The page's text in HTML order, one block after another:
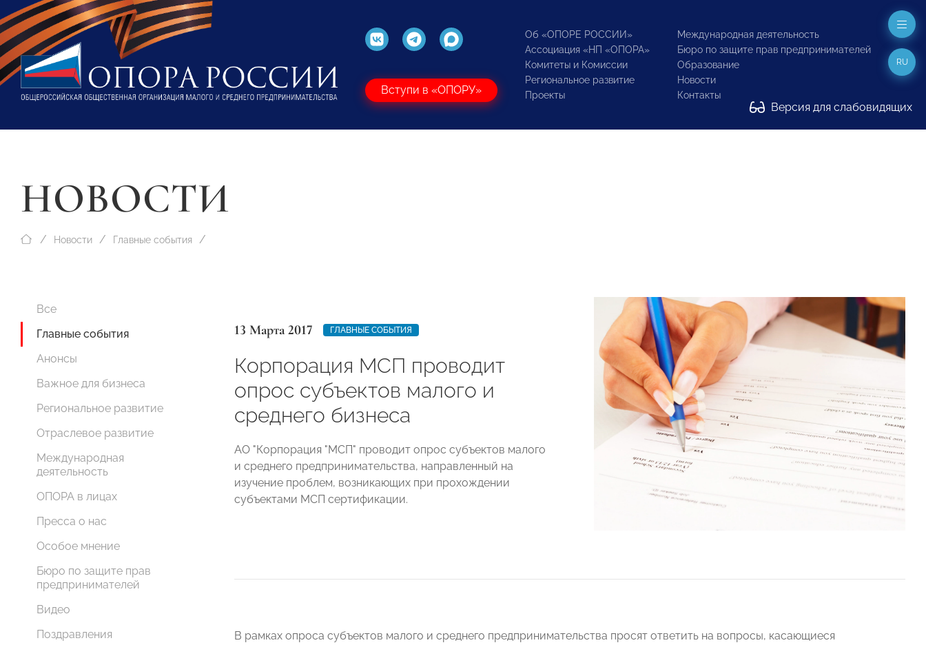
Вступи в «ОПОРУ»
Об «ОПОРЕ РОССИИ»
Ассоциация «НП «ОПОРА»
Комитеты и Комиссии
Региональное развитие
Проекты
Международная деятельность
Бюро по защите прав предпринимателей
Образование
Новости
Контакты
Версия для слабовидящих
RU
НОВОСТИ
Новости Главные события
Все
Главные события
Анонсы
Важное для бизнеса
Региональное развитие
Отраслевое развитие
Международная
деятельность
ОПОРА в лицах
Пресса о нас
Особое мнение
Бюро по защите прав
предпринимателей
Видео
Поздравления
13 Марта 2017 ГЛАВНЫЕ СОБЫТИЯ
Корпорация МСП проводит
опрос субъектов малого и
среднего бизнеса
АО "Корпорация "МСП" проводит опрос субъектов малого
и среднего предпринимательства, направленный на
изучение проблем, возникающих при прохождении
субъектами МСП сертификации.
В рамках опроса субъектов малого и среднего предпринимательства просят ответить на вопросы, касающиеся